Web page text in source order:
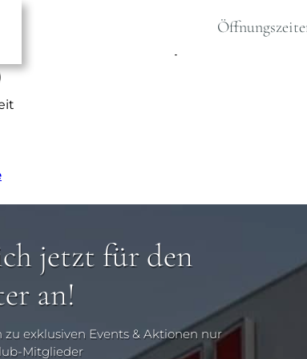
die DECATHLON-Euphorie als:
jetzt für den
an!
zu exklusiven Events & Aktionen nur
Mitglieder